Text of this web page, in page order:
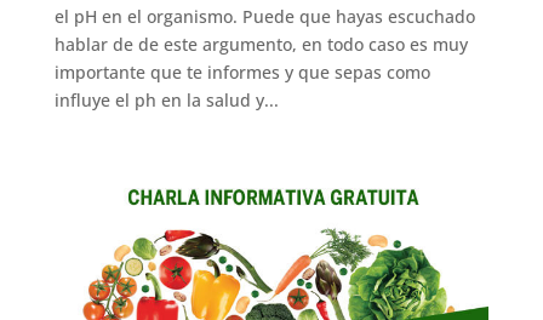
el pH en el organismo. Puede que hayas escuchado
hablar de de este argumento, en todo caso es muy
importante que te informes y que sepas como
influye el ph en la salud y...